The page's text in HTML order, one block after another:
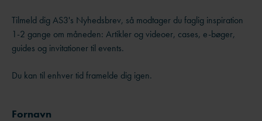
Tilmeld dig AS3's Nyhedsbrev, så modtager du faglig inspiration
1-2 gange om måneden: Artikler og videoer, cases, e-bøger,
guides og invitationer til events.
Du kan til enhver tid framelde dig igen.
Fornavn